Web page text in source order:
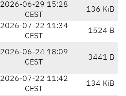
2026-06-29 15:28
CEST
136 KiB
2026-07-22 11:34
CEST
1524 B
2026-06-24 18:09
CEST
3441 B
2026-07-22 11:42
CEST
134 KiB